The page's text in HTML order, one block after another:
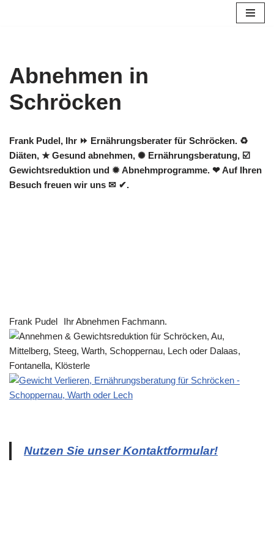
Abnehmen in
Schröcken
Frank Pudel, Ihr ⏩ Ernährungsberater für Schröcken. ♻
Diäten, ★ Gesund abnehmen, ✺ Ernährungsberatung, ☑️
Gewichtsreduktion und ✹ Abnehmprogramme. ❤ Auf Ihren
Besuch freuen wir uns ✉ ✔.
Frank Pudel Ihr Abnehmen Fachmann.
Nutzen Sie unser Kontaktformular!